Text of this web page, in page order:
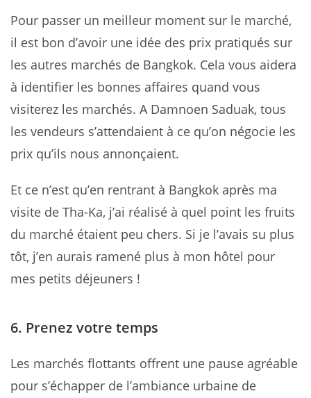
Pour passer un meilleur moment sur le marché,
il est bon d’avoir une idée des prix pratiqués sur
les autres marchés de Bangkok. Cela vous aidera
à identifier les bonnes affaires quand vous
visiterez les marchés. A Damnoen Saduak, tous
les vendeurs s’attendaient à ce qu’on négocie les
prix qu’ils nous annonçaient.
Et ce n’est qu’en rentrant à Bangkok après ma
visite de Tha-Ka, j’ai réalisé à quel point les fruits
du marché étaient peu chers. Si je l’avais su plus
tôt, j’en aurais ramené plus à mon hôtel pour
mes petits déjeuners !
6. Prenez votre temps
Les marchés flottants offrent une pause agréable
pour s’échapper de l’ambiance urbaine de